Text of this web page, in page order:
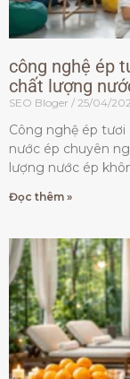
công nghệ ép
chất lượng
SEO Bloger 25/04/
Công nghệ ép tươi
nước ép chuyên
lượng nước ép
Đọc thêm »